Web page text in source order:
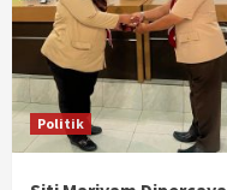
Politik